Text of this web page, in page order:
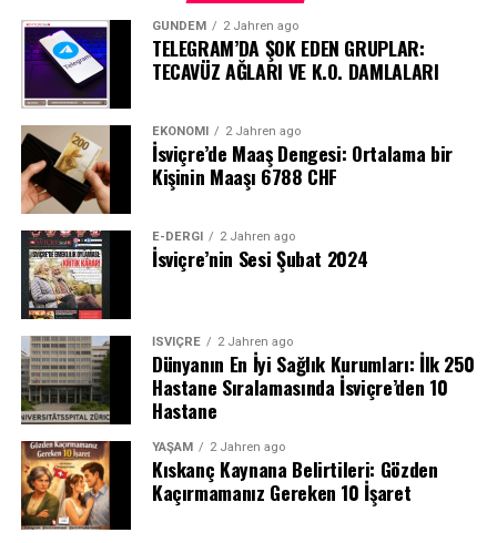
GÜNDEM 2 Jahren ago
TELEGRAM’DA ŞOK EDEN GRUPLAR:
TECAVÜZ AĞLARI VE K.O. DAMLALARI
EKONOMI 2 Jahren ago
İsviçre’de Maaş Dengesi: Ortalama bir
Kişinin Maaşı 6788 CHF
E-DERGI 2 Jahren ago
İsviçre’nin Sesi Şubat 2024
İSVIÇRE 2 Jahren ago
Dünyanın En İyi Sağlık Kurumları: İlk 250
Hastane Sıralamasında İsviçre’den 10
Hastane
YAŞAM 2 Jahren ago
Kıskanç Kaynana Belirtileri: Gözden
Kaçırmamanız Gereken 10 İşaret